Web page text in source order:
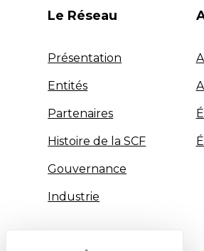
Le Réseau
Présentation
Entités
Partenaires
Histoire de la SCF
Gouvernance
Industrie